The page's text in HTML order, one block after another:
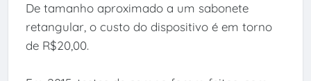
De tamanho aproximado a um sabonete
retangular, o custo do dispositivo é em torno
de R$20,00.